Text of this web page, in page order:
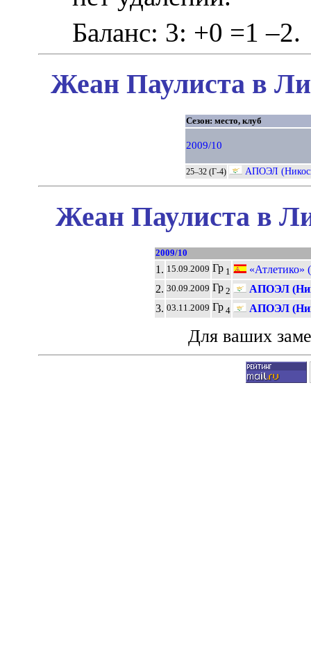
Баланс: 3: +0 =1 –2.
Жеан Паулиста в
Сезон: место, клуб
2009/10
25–32 (Г-4) АПОЭЛ
Жеан Паулиста в
2009/10
1. 15.09.2009 Гр 1
2. 30.09.2009 Гр 2
АПОЭЛ
3. 03.11.2009 Гр 4 АПОЭЛ
Для ваших